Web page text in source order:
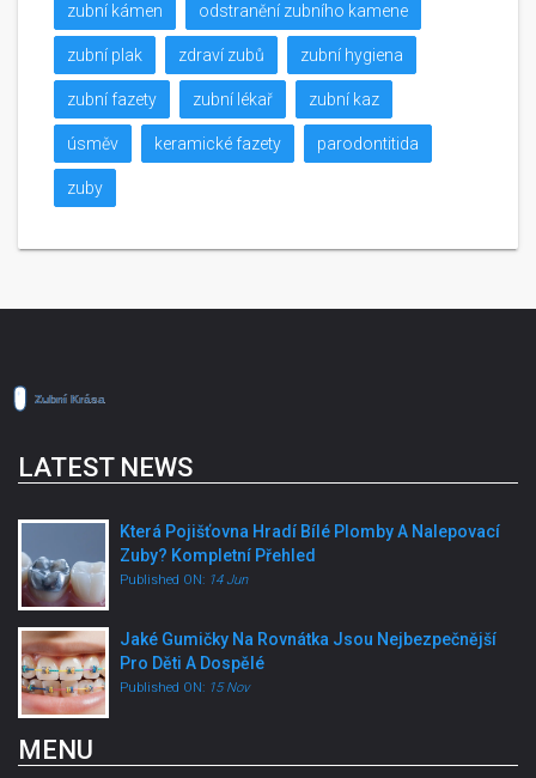
zubní kámen odstranění zubního kamene
zubní plak zdraví zubů zubní hygiena
zubní fazety zubní lékař zubní kaz
úsměv keramické fazety parodontitida
zuby
LATEST NEWS
Která Pojišťovna Hradí Bílé Plomby A Nalepovací
Zuby? Kompletní Přehled
Published ON: 14 Jun
Jaké Gumičky Na Rovnátka Jsou Nejbezpečnější
Pro Děti A Dospělé
Published ON: 15 Nov
MENU